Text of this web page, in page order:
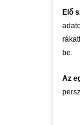
Elő
be.
Az